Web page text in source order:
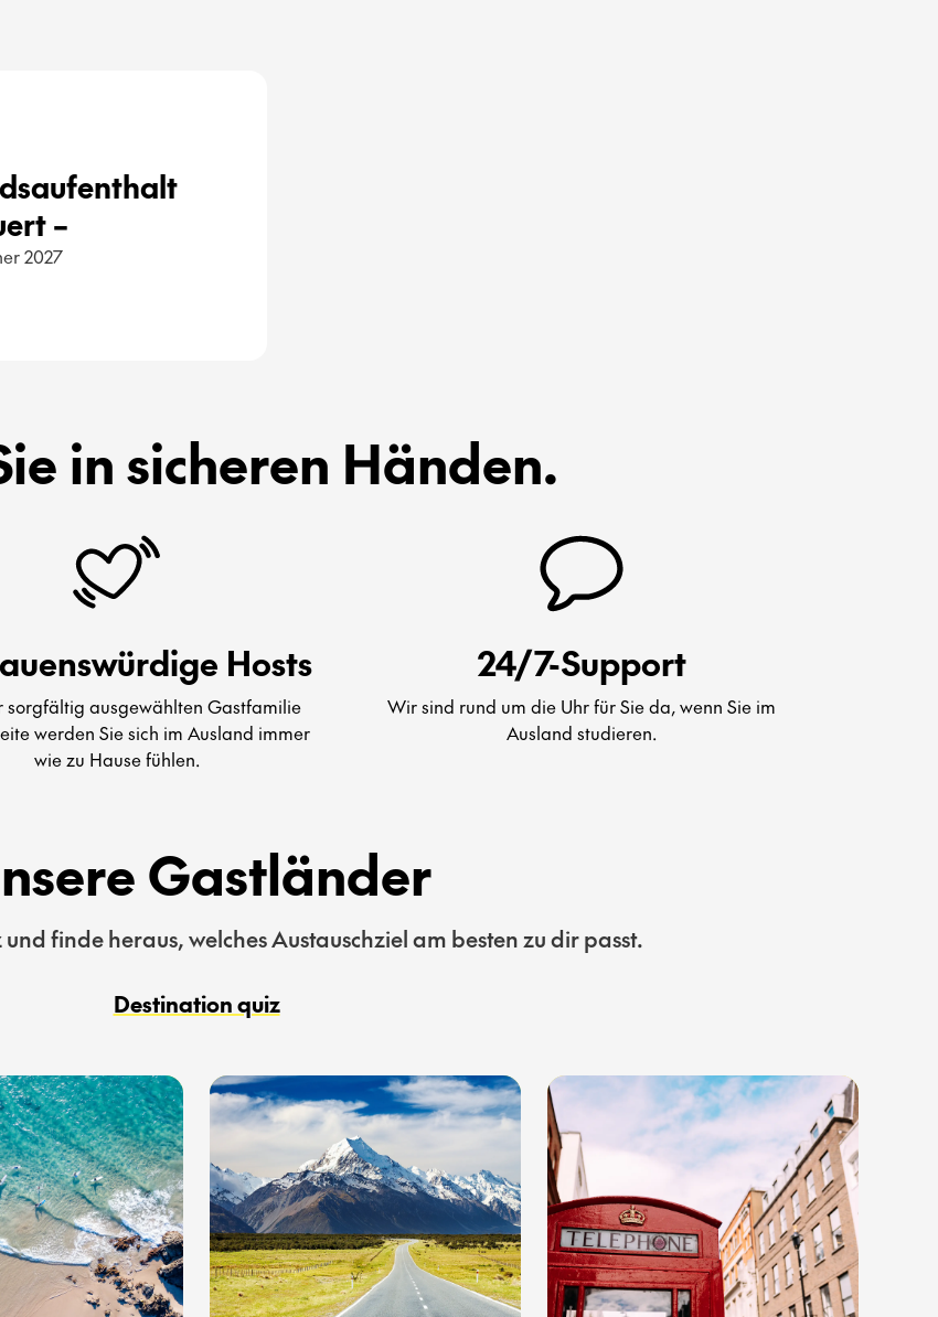
–
2027
in sicheren Händen.
Hosts
sorgfältig ausgewählten Gastfamilie
werden Sie sich im Ausland immer
wie zu Hause fühlen.
24/7-Support
Wir sind rund um die Uhr für Sie da, wenn Sie im
Ausland studieren.
Gastländer
finde heraus, welches Austauschziel am besten zu dir passt.
Destination quiz